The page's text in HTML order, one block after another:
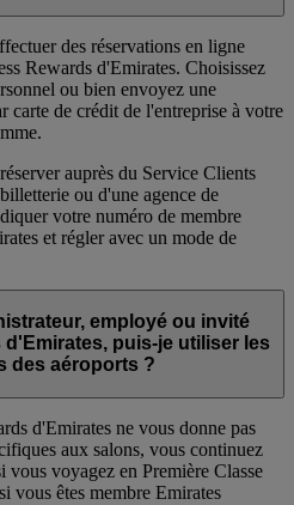
des réservations en ligne
Rewards d'Emirates. Choisissez
ou bien envoyez une
carte de crédit de l'entreprise à votre
auprès du Service Clients
ou d'une agence de
votre numéro de membre
et régler avec un mode de
employé ou invité
d'Emirates, puis-je utiliser les
des aéroports ?
d'Emirates ne vous donne pas
aux salons, vous continuez
vous voyagez en Première Classe
vous êtes membre Emirates